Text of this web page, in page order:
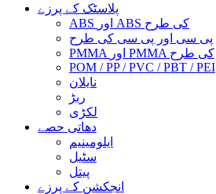
پلاسٹک کے پرزے
ABS اور ABS کی طرح
پی سی اور پی سی کی طرح
PMMA اور PMMA کی طرح
POM / PP / PVC / PBT / PEI
نایلان
ربڑ
لکڑی
دھاتی حصے
ایلومینیم
سٹیل
پیتل
انجکشن کے پرزے